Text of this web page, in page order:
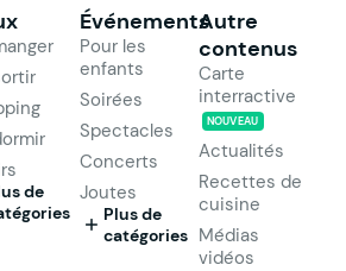
de
Événements
Pour les
enfants
Soirées
Spectacles
Concerts
Joutes
Plus de
catégories
Autre
contenus
Carte
interractive
NOUVEAU
Actualités
Recettes de
cuisine
Médias
vidéos